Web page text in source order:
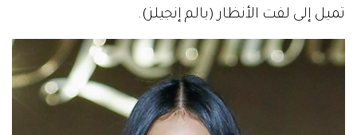
تميل إلى لفت الأنظار (بالم إنجيلز).